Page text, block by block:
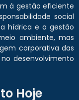
à gestão eficiente
social
hídrica e a gestão
ambiente, mas
corporativa das
desenvolvimento
Hoje